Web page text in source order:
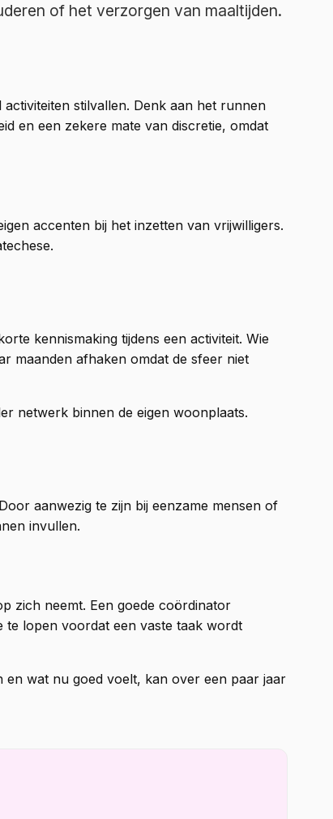
of het verzorgen van maaltijden.
stilvallen. Denk aan het runnen
en een zekere mate van discretie, omdat
accenten bij het inzetten van vrijwilligers.
kennismaking tijdens een activiteit. Wie
maanden afhaken omdat de sfeer niet
netwerk binnen de eigen woonplaats.
aanwezig te zijn bij eenzame mensen of
invullen.
zich neemt. Een goede coördinator
te lopen voordat een vaste taak wordt
en wat nu goed voelt, kan over een paar jaar